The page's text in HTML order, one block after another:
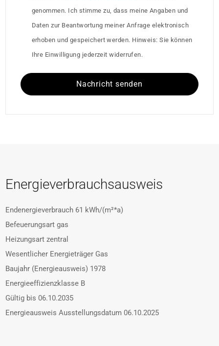
genommen. Ich stimme zu, dass meine Angaben und
Daten zur Beantwortung meiner Anfrage elektronisch
erhoben und gespeichert werden. Hinweis: Sie können
Ihre Einwilligung jederzeit widerrufen.
Nachricht senden
Energieverbrauchsausweis
Endenergieverbrauch 61 kWh/(m²*a)
Befeuerungsart gas
Heizungsart zentral
Wesentlicher Energieträger Gas
Baujahr (Energieausweis) 1978
Energieeffizienzklasse B
Gültig bis 06.10.2035
Energieausweis Ausstellungsdatum 06.10.2025